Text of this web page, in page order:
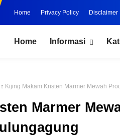
Home Privacy Policy Disclaimer
Home Informasi
Kijing Makam Kristen Marmer Mewah
Marmer